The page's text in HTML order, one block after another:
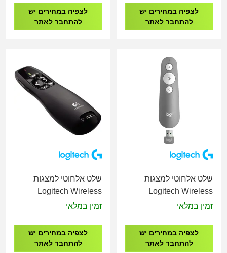
לצפיה במחירים יש
להתחבר לאתר
לצפיה במחירים יש
להתחבר לאתר
שלט אלחוטי למצגות
Logitech Wireless
Presenter R500S
זמין במלאי
לצפיה במחירים יש
להתחבר לאתר
שלט אלחוטי למצגות
Logitech Wireless
Presenter R400
זמין במלאי
לצפיה במחירים יש
להתחבר לאתר